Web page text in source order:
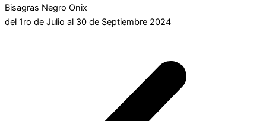
Bisagras Negro Onix
del 1ro de Julio al 30 de Septiembre 2024